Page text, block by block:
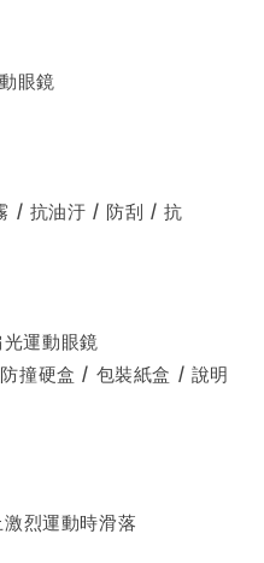
眼鏡
/ 抗油汙 / 防刮 / 抗
運動眼鏡
撞硬盒 / 包裝紙盒 / 說明
烈運動時滑落